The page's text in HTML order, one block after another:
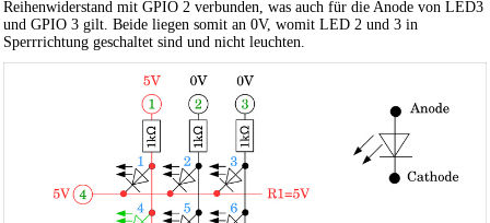
Reihenwiderstand mit GPIO 2 verbunden, was auch für die Anode von LED3
und GPIO 3 gilt. Beide liegen somit an 0V, womit LED 2 und 3 in
Sperrrichtung geschaltet sind und nicht leuchten.